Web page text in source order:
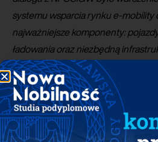
systemu wsparcia rynku e-mobility
najważniejsze komponenty:
ładowania oraz niezbędną
elektroenergetyczną. To wszystko
ma szansę stać się przełomowym
elektromobilności w Polsce
Dyrektor Zarządzający PSPA.